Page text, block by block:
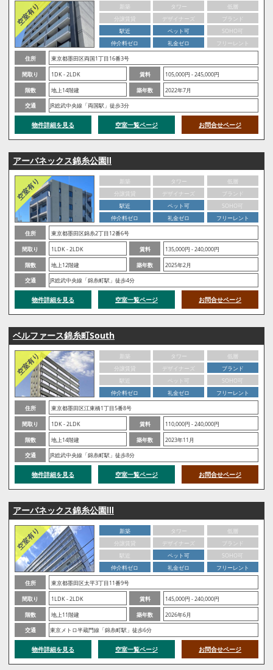
新築 タワー
低層
分譲賃貸
デザイナーズ
ブランド
駅近
ペット可
SOHO可
仲介料ゼロ
礼金ゼロ
フリーレント
住所
東京都墨田区両国1丁目16番3号
間取り
1DK - 2LDK 賃料
105,000円 - 245,000円
階数
地上14階建 築年数
2022年7月
交通
JR総武中央線「両国駅」徒歩3分
物件詳細を見る 空室一覧ページ お問合せページ
アーバネックス錦糸公園Ⅱ
新築 タワー
低層
分譲賃貸
デザイナーズ
ブランド
駅近
ペット可
SOHO可
仲介料ゼロ
礼金ゼロ
フリーレント
住所
東京都墨田区錦糸2丁目12番6号
間取り
1LDK - 2LDK 賃料
135,000円 - 240,000円
階数
地上12階建 築年数
2025年2月
交通
JR総武中央線「錦糸町駅」徒歩4分
物件詳細を見る 空室一覧ページ お問合せページ
ベルファース錦糸町South
新築 タワー
低層
分譲賃貸
デザイナーズ
ブランド
駅近
ペット可
SOHO可
仲介料ゼロ
礼金ゼロ
フリーレント
住所
東京都墨田区江東橋1丁目5番8号
間取り
1DK - 2LDK 賃料
110,000円 - 240,000円
階数
地上14階建 築年数
2023年11月
交通
JR総武中央線「錦糸町駅」徒歩8分
物件詳細を見る 空室一覧ページ お問合せページ
アーバネックス錦糸公園Ⅲ
新築 タワー
低層
分譲賃貸
デザイナーズ
ブランド
駅近
ペット可
SOHO可
仲介料ゼロ
礼金ゼロ
フリーレント
住所
東京都墨田区太平3丁目11番9号
間取り
1LDK - 2LDK 賃料
145,000円 - 240,000円
階数
地上11階建 築年数
2026年6月
交通
東京メトロ半蔵門線「錦糸町駅」徒歩6分
物件詳細を見る 空室一覧ページ お問合せページ